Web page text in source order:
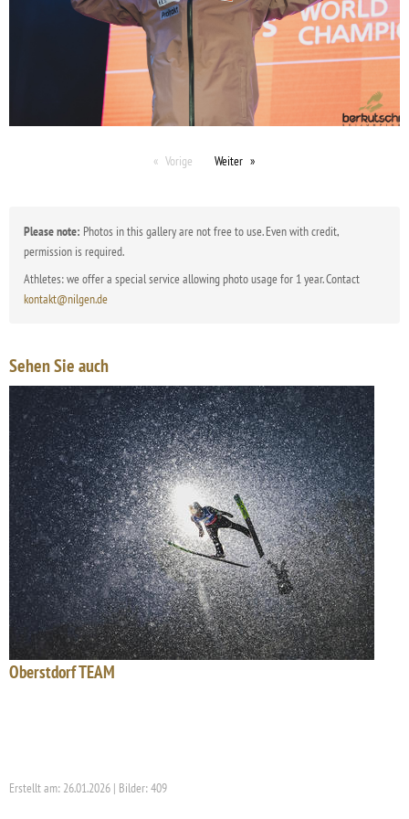
Vorige Weiter
Please note: Photos in this gallery are not free to use. Even with credit,
permission is required.
Athletes: we offer a special service allowing photo usage for 1 year. Contact
kontakt@nilgen.de
Sehen Sie auch
Oberstdorf TEAM
Erstellt am: 26.01.2026 | Bilder: 409